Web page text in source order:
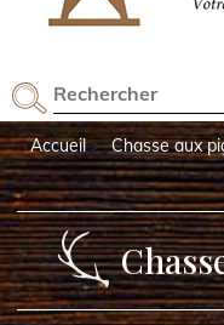
Accueil Chasse aux